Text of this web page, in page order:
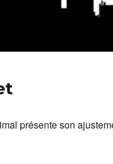
présente son